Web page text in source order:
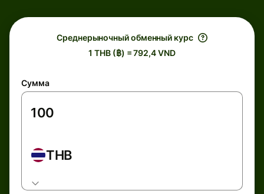
Среднерыночный обменный курс
1 THB (฿) = 792,4 VND
Сумма
THB